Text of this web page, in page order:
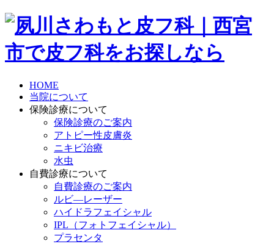
HOME
当院について
保険診療について
保険診療のご案内
アトピー性皮膚炎
ニキビ治療
水虫
自費診療について
自費診療のご案内
ルビ―レーザー
ハイドラフェイシャル
IPL（フォトフェイシャル）
プラセンタ